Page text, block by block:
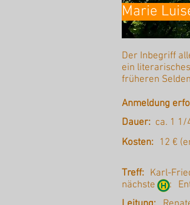
Marie
Der Inbegriff
ein
früheren
Anmeldung
ca. 1 1/
Dauer:
Kosten: 12 €
Karl-
Treff:
nächste :